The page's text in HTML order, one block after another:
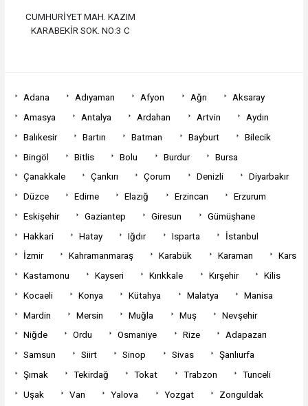
CUMHURİYET MAH. KAZIM
KARABEKİR SOK. NO:3 C
Adana Adıyaman Afyon Ağrı
Aksaray
Amasya
Antalya Ardahan Artvin
Aydın
Balıkesir
Bartın Batman Bayburt
Bilecik
Bingöl
Bitlis Bolu Burdur
Bursa
Çanakkale
Çankırı Çorum Denizli
Diyarbakır
Düzce
Edirne Elazığ Erzincan
Erzurum
Eskişehir
Gaziantep Giresun
Gümüşhane
Hakkari
Hatay Iğdır Isparta
İstanbul
İzmir
Kahramanmaraş Karabük Karaman
Kars
Kastamonu
Kayseri Kırıkkale Kırşehir
Kilis
Kocaeli
Konya Kütahya Malatya
Manisa
Mardin
Mersin Muğla Muş
Nevşehir
Niğde
Ordu Osmaniye Rize
Adapazarı
Samsun
Siirt Sinop Sivas
Şanlıurfa
Şırnak
Tekirdağ Tokat Trabzon
Tunceli
Uşak
Van Yalova Yozgat Zonguldak